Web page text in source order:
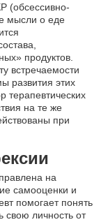
(обсессивно-
мысли о еде
продуктов.
встречаемости
развития этих
терапевтических
на те же
при
на
самооценки и
помогает понять
свою личность от